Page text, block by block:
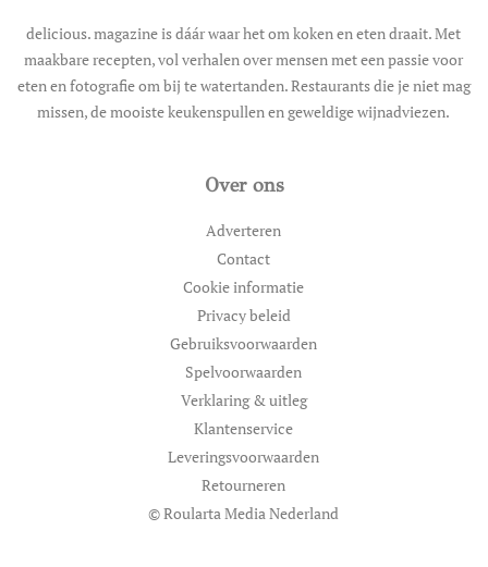
delicious. magazine is dáár waar het om koken en eten draait. Met
maakbare recepten, vol verhalen over mensen met een passie voor
eten en fotografie om bij te watertanden. Restaurants die je niet mag
missen, de mooiste keukenspullen en geweldige wijnadviezen.
Over ons
Adverteren
Contact
Cookie informatie
Privacy beleid
Gebruiksvoorwaarden
Spelvoorwaarden
Verklaring & uitleg
Klantenservice
Leveringsvoorwaarden
Retourneren
© Roularta Media Nederland